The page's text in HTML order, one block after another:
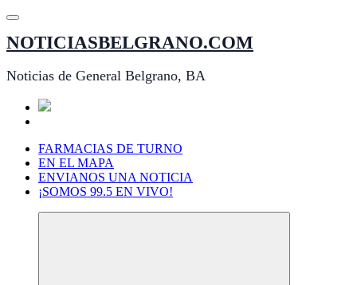
Saltar
contenido
NOTICIASBELGRANO.COM
Noticias de General Belgrano, BA
FARMACIAS DE TURNO
EN EL MAPA
ENVIANOS UNA NOTICIA
¡SOMOS 99.5 EN VIVO!